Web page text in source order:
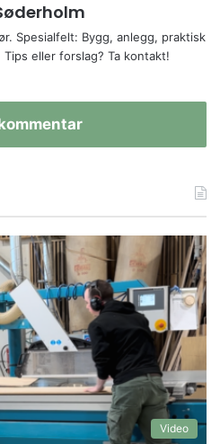
Spesialfelt: Bygg, anlegg, praktisk
eller forslag? Ta kontakt!
Video